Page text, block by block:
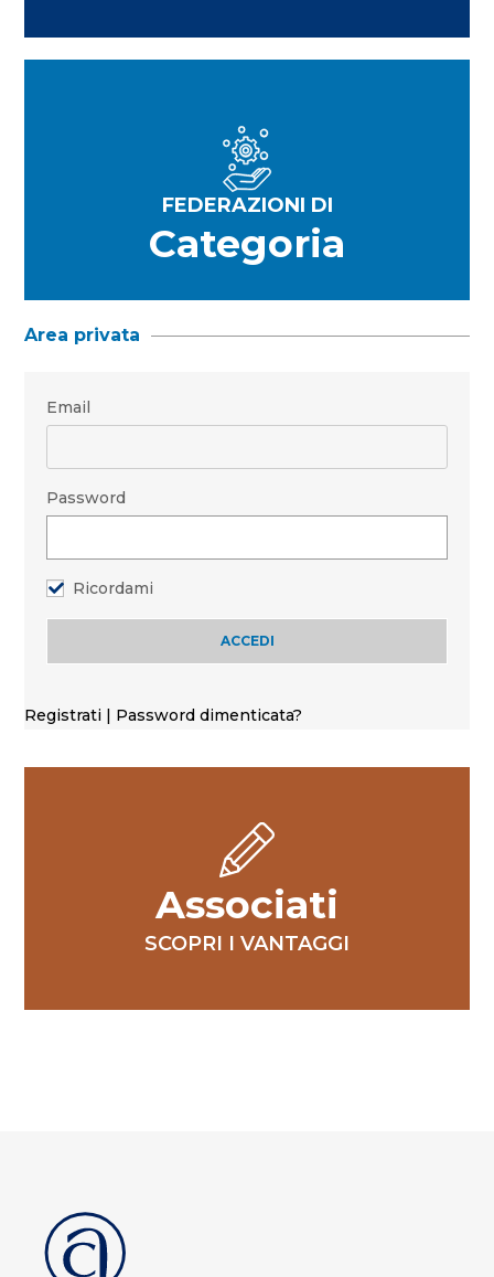
FEDERAZIONI DI
Categoria
Area privata
Email
Password
Ricordami
Registrati | Password dimenticata?
Associati
SCOPRI I VANTAGGI